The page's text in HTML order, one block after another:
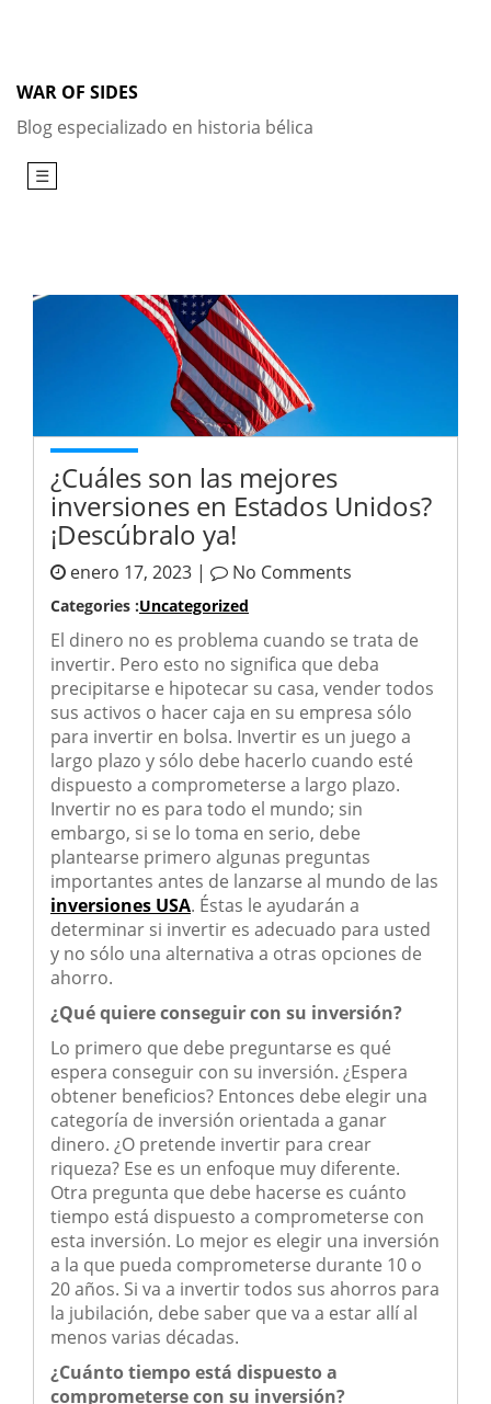
WAR OF SIDES
Blog especializado en historia bélica
☰
¿Cuáles son las mejores
inversiones en Estados Unidos?
¡Descúbralo ya!
enero 17, 2023 | No Comments
Categories :Uncategorized
El dinero no es problema cuando se trata de
invertir. Pero esto no significa que deba
precipitarse e hipotecar su casa, vender todos
sus activos o hacer caja en su empresa sólo
para invertir en bolsa. Invertir es un juego a
largo plazo y sólo debe hacerlo cuando esté
dispuesto a comprometerse a largo plazo.
Invertir no es para todo el mundo; sin
embargo, si se lo toma en serio, debe
plantearse primero algunas preguntas
importantes antes de lanzarse al mundo de las
inversiones USA. Éstas le ayudarán a
determinar si invertir es adecuado para usted
y no sólo una alternativa a otras opciones de
ahorro.
¿Qué quiere conseguir con su inversión?
Lo primero que debe preguntarse es qué
espera conseguir con su inversión. ¿Espera
obtener beneficios? Entonces debe elegir una
categoría de inversión orientada a ganar
dinero. ¿O pretende invertir para crear
riqueza? Ese es un enfoque muy diferente.
Otra pregunta que debe hacerse es cuánto
tiempo está dispuesto a comprometerse con
esta inversión. Lo mejor es elegir una inversión
a la que pueda comprometerse durante 10 o
20 años. Si va a invertir todos sus ahorros para
la jubilación, debe saber que va a estar allí al
menos varias décadas.
¿Cuánto tiempo está dispuesto a
comprometerse con su inversión?